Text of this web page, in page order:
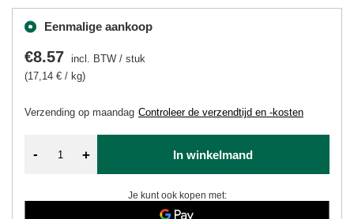
Eenmalige aankoop
Verzending op maandag Controleer de verzendtijd en -kosten
€8.57 incl. BTW / stuk
(17,14 € / kg)
- + In winkelmand
Je kunt ook kopen met: